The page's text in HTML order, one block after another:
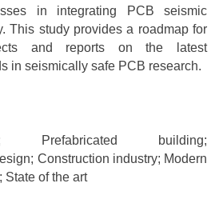
in integrating PCB seismic
This study provides a roadmap for
and reports on the latest
in seismically safe PCB research.
Prefabricated building;
Construction industry; Modern
State of the art